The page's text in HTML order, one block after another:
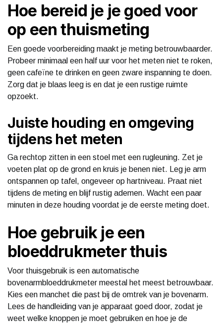
Hoe bereid je je goed voor
op een thuismeting
Een goede voorbereiding maakt je meting betrouwbaarder.
Probeer minimaal een half uur voor het meten niet te roken,
geen cafeïne te drinken en geen zware inspanning te doen.
Zorg dat je blaas leeg is en dat je een rustige ruimte
opzoekt.
Juiste houding en omgeving
tijdens het meten
Ga rechtop zitten in een stoel met een rugleuning. Zet je
voeten plat op de grond en kruis je benen niet. Leg je arm
ontspannen op tafel, ongeveer op hartniveau. Praat niet
tijdens de meting en blijf rustig ademen. Wacht een paar
minuten in deze houding voordat je de eerste meting doet.
Hoe gebruik je een
bloeddrukmeter thuis
Voor thuisgebruik is een automatische
bovenarmbloeddrukmeter meestal het meest betrouwbaar.
Kies een manchet die past bij de omtrek van je bovenarm.
Lees de handleiding van je apparaat goed door, zodat je
weet welke knoppen je moet gebruiken en hoe je de